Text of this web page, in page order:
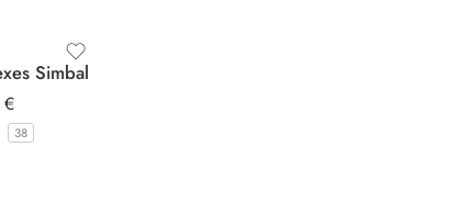
Simbal
€
38